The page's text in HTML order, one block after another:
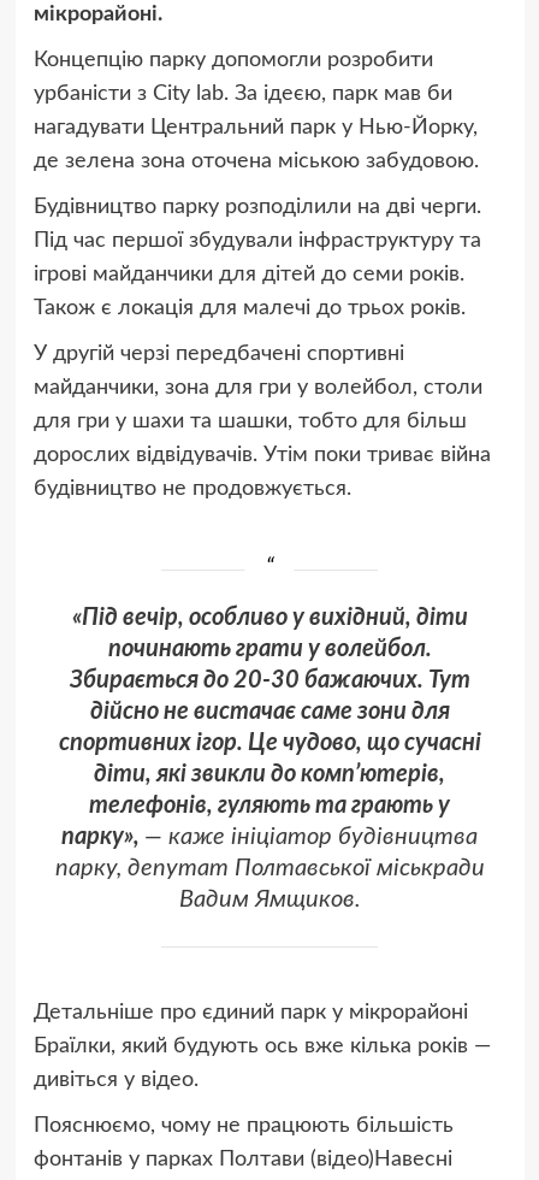
мікрорайоні.
Концепцію парку допомогли розробити
урбаністи з City lab. За ідеєю, парк мав би
нагадувати Центральний парк у Нью-Йорку,
де зелена зона оточена міською забудовою.
Будівництво парку розподілили на дві черги.
Під час першої збудували інфраструктуру та
ігрові майданчики для дітей до семи років.
Також є локація для малечі до трьох років.
У другій черзі передбачені спортивні
майданчики, зона для гри у волейбол, столи
для гри у шахи та шашки, тобто для більш
дорослих відвідувачів. Утім поки триває війна
будівництво не продовжується.
«Під вечір, особливо у вихідний, діти
починають грати у волейбол.
Збирається до 20-30 бажаючих. Тут
дійсно не вистачає саме зони для
спортивних ігор. Це чудово, що сучасні
діти, які звикли до компʼютерів,
телефонів, гуляють та грають у
парку», — каже ініціатор будівництва
парку, депутат Полтавської міськради
Вадим Ямщиков.
Детальніше про єдиний парк у мікрорайоні
Браїлки, який будують ось вже кілька років —
дивіться у відео.
Пояснюємо, чому не працюють більшість
фонтанів у парках Полтави (відео)Навесні